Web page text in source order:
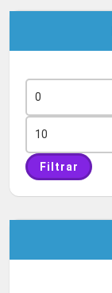
mínimo
máximo
Filtrar